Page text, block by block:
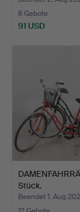
6 Gebote
91 USD
Stück.
Beendet 1. Aug